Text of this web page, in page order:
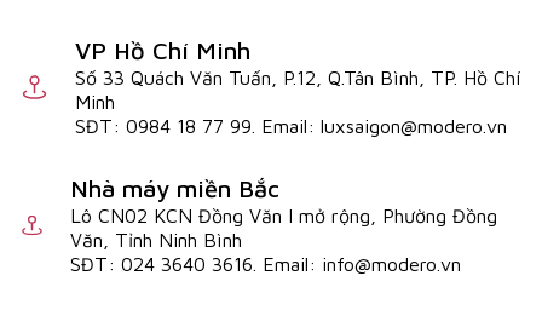
VP Hồ Chí Minh
Số 33 Quách Văn Tuấn, P.12, Q.Tân Bình, TP. Hồ Chí
Minh
SĐT: 0984 18 77 99. Email: luxsaigon@modero.vn
Nhà máy miền Bắc
Lô CN02 KCN Đồng Văn I mở rộng, Phường Đồng
Văn, Tỉnh Ninh Bình
SĐT: 024 3640 3616. Email: info@modero.vn